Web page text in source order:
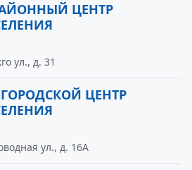
ЦЕНТР
ул., д. 31
ЦЕНТР
ул., д. 16А